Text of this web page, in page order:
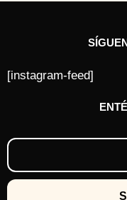
[instagram-feed]